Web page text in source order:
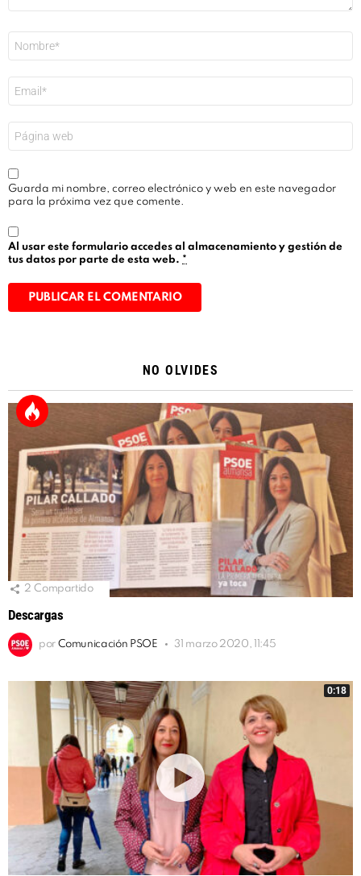
electrónico
*
Guarda mi nombre, correo electrónico y web en este navegador
para la próxima vez que comente.
Al usar este formulario accedes al almacenamiento y gestión de
tus datos por parte de esta web. *
NO OLVIDES
2 Compartido
Descargas
por Comunicación PSOE 31 marzo 2020, 11:45
0:18